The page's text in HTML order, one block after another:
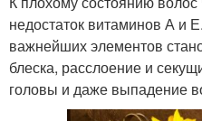
недостаток витаминов А и
важнейших элементов
блеска, расслоение и
головы и даже выпадение